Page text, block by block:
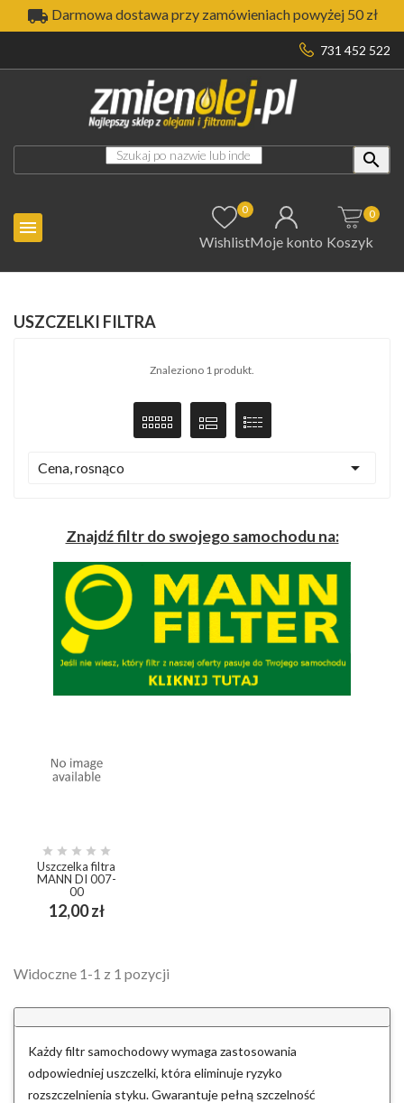
 Darmowa dostawa przy zamówieniach powyżej 50 zł
731 452 522


0
WishlistMoje konto Koszyk
0
USZCZELKI FILTRA
Znaleziono 1 produkt.
Cena, rosnąco 
Znajdź filtr do swojego samochodu na:
    
Uszczelka filtra
MANN DI 007-
00
12,00 złCena
Widoczne 1-1 z 1 pozycji
Każdy filtr samochodowy wymaga zastosowania
odpowiedniej uszczelki, która eliminuje ryzyko
rozszczelnienia styku. Gwarantuje pełną szczelność